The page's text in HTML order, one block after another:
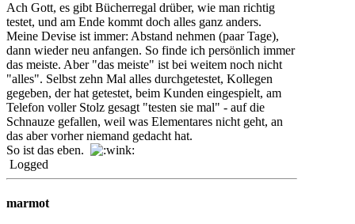
Ach Gott, es gibt Bücherregal drüber, wie man richtig
testet, und am Ende kommt doch alles ganz anders.
Meine Devise ist immer: Abstand nehmen (paar Tage),
dann wieder neu anfangen. So finde ich persönlich immer
das meiste. Aber "das meiste" ist bei weitem noch nicht
"alles". Selbst zehn Mal alles durchgetestet, Kollegen
gegeben, der hat getestet, beim Kunden eingespielt, am
Telefon voller Stolz gesagt "testen sie mal" - auf die
Schnauze gefallen, weil was Elementares nicht geht, an
das aber vorher niemand gedacht hat.
So ist das eben.
Logged
marmot